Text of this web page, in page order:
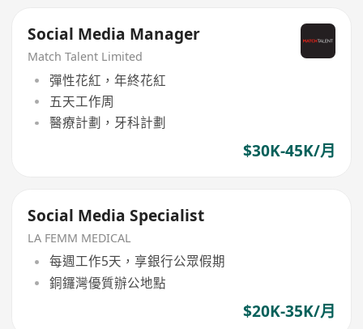
Social Media Manager
Match Talent Limited
彈性花紅，年終花紅
五天工作周
醫療計劃，牙科計劃
$30K-45K/月
Social Media Specialist
LA FEMM MEDICAL
每週工作5天，享銀行公眾假期
銅鑼灣優質辦公地點
$20K-35K/月